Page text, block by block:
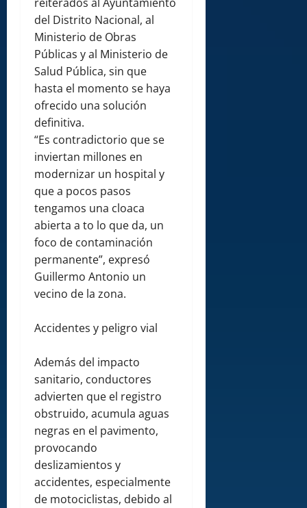
del Distrito Nacional, al
Ministerio de Obras
Públicas y al Ministerio de
Salud Pública, sin que
hasta el momento se haya
ofrecido una solución
definitiva.
“Es contradictorio que se
inviertan millones en
modernizar un hospital y
que a pocos pasos
tengamos una cloaca
abierta a to lo que da, un
foco de contaminación
permanente”, expresó
Guillermo Antonio un
vecino de la zona.
Accidentes y peligro vial
Además del impacto
sanitario, conductores
advierten que el registro
obstruido, acumula aguas
negras en el pavimento,
provocando
deslizamientos y
accidentes, especialmente
de motociclistas, debido al